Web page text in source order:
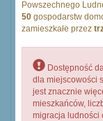
Powszechnego
50 gospodarstw
zamieszkałe przez
Dostępność
dla miejscowości
jest znacznie
mieszkańców,
migracja ludności